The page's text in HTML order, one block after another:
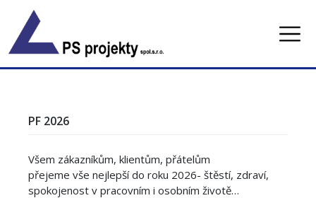
content
PF 2026
Všem zákazníkům, klientům, přátelům
přejeme vše nejlepší do roku 2026- štěstí, zdraví,
spokojenost v pracovním i osobním životě…